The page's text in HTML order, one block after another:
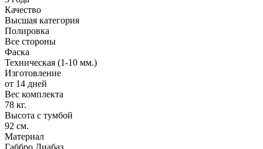
Качество
Высшая категория
Полировка
Все стороны
Фаска
Техническая (1-10 мм.)
Изготовление
от 14 дней
Вес комплекта
78 кг.
Высота с тумбой
92 см.
Материал
Габбро Диабаз